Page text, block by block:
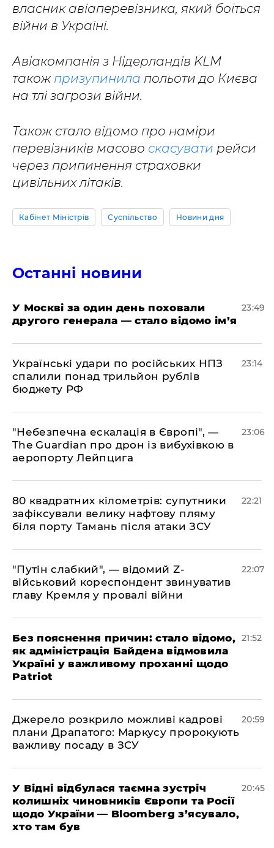
власник авіаперевізника, який боїться
війни в Україні.
Авіакомпанія з Нідерландів KLM
також призупинила польоти до Києва
на тлі загрози війни.
Також стало відомо про наміри
перевізників масово скасувати рейси
через припинення страховки
цивільних літаків.
Кабінет Міністрів Суспільство Новини дня
Останні новини
​У Москві за один день поховали
другого генерала — стало відомо ім’я
23:49
​Українські удари по російських НПЗ
спалили понад трильйон рублів
бюджету РФ
23:14
​"Небезпечна ескалація в Європі", —
The Guardian про дрон із вибухівкою в
аеропорту Лейпцига
23:06
​80 квадратних кілометрів: супутники
зафіксували велику нафтову пляму
біля порту Тамань після атаки ЗСУ
22:21
"Путін слабкий", — відомий Z-
військовий кореспондент звинуватив
главу Кремля у провалі війни
22:07
​Без пояснення причин: стало відомо,
як адміністрація Байдена відмовила
Україні у важливому проханні щодо
Patriot
21:52
​Джерело розкрило можливі кадрові
плани Драпатого: Маркусу пророкують
важливу посаду в ЗСУ
20:59
​У Відні відбулася таємна зустріч
колишніх чиновників Європи та Росії
щодо України — Bloomberg з’ясувало,
хто там був
20:45